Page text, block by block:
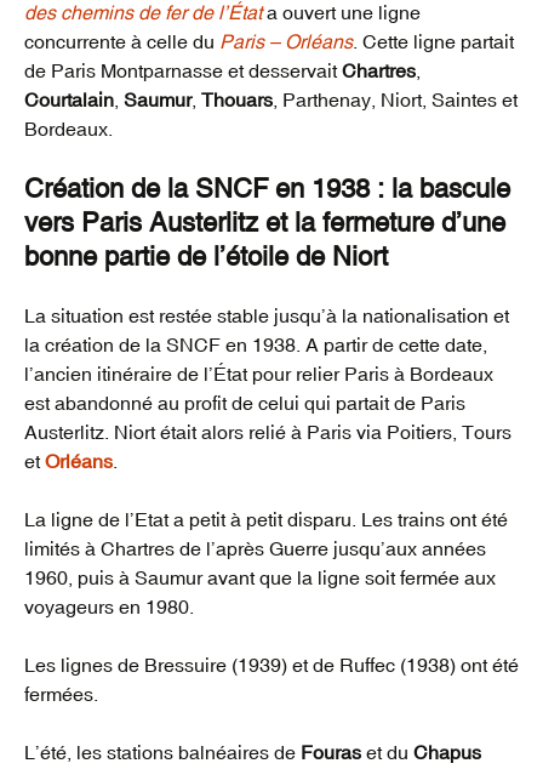
des chemins de fer de l’Étata ouvert une ligne
concurrente à celle du Paris – Orléans. Cette ligne partait
de Paris Montparnasse et desservaitChartres
Courtalain Saumur, Thouars , Parthenay, Niort, Saintes et
Bordeaux.
Création de la SNCF en 1938 : la bascule
vers Paris Austerlitz et la fermeture d’une
bonne partie de l’étoile de Niort
La situation est restée stable jusqu’à la nationalisation et
la création de la SNCF en 1938. A partir de cette date,
l’ancien itinéraire de l’État pour relier Paris à Bordeaux
est abandonné au profit de celui qui partait de Paris
Austerlitz. Niort était alors relié à Paris via Poitiers, Tours
etOrléans
La ligne de l’Etat a petit à petit disparu. Les trains ont été
limités à Chartres de l’après Guerre jusqu’aux années
1960, puis à Saumur avant que la ligne soit fermée aux
voyageurs en 1980.
Les lignes de Bressuire (1939) et de Ruffec (1938) ont été
fermées.
L’été, les stations balnéaires de Fouras et du Chapus